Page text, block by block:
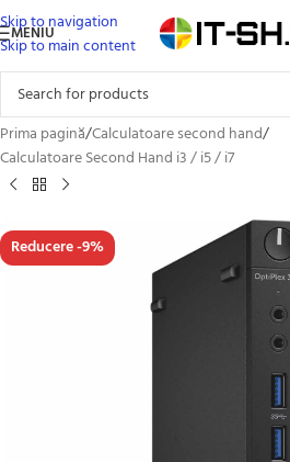
Skip to navigation
Skip to main content
MENIU
Prima pagină/Calculatoare second hand/
Calculatoare Second Hand i3 / i5 / i7
Reducere -9%